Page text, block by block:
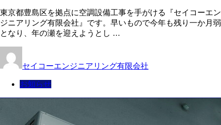
東京都豊島区を拠点に空調設備工事を手がける『セイコーエン
ジニアリング有限会社』です。早いもので今年も残り一か月弱
となり、年の瀬を迎えようとし …
セイコーエンジニアリング有限会社
お知らせ